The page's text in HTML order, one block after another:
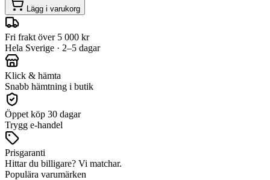
Lägg i varukorg
Fri frakt över 5 000 kr
Hela Sverige · 2–5 dagar
Klick & hämta
Snabb hämtning i butik
Öppet köp 30 dagar
Trygg e-handel
Prisgaranti
Hittar du billigare? Vi matchar.
Populära varumärken